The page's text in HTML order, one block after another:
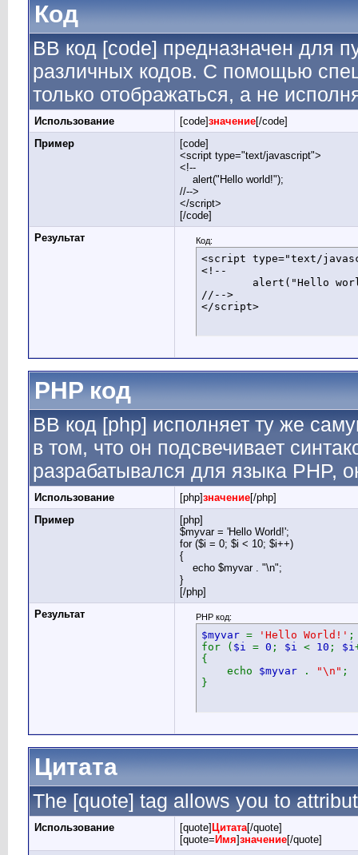
Код
BB код [code] предназначен для
различных кодов. С помощью
только отображаться, а не
Использование [code]значение[/code]
Пример
[code]
<script type="text/javascript">
<!--
alert("Hello world!");
//-->
</script>
[/code]
Результат
Код:
<script type="text/
<!--
//-->
</script>
PHP код
BB код [php] исполняет ту же
в том, что он подсвечивает
разрабатывался для языка PHP,
Использование [php]значение[/php]
Пример
[php]
$myvar = 'Hello World!';
for ($i = 0; $i < 10; $i++)
{
echo $myvar . "\n";
}
[/php]
Результат
PHP код:
$myvar = 'Hello World!' ;
for ( $i = 0 ; $i < 10 ; $i
{
echo $myvar . "\n" ;
}
Цитата
The [quote] tag allows you to
Использование [quote] Цитата[/quote]
[quote= Имя]значение[/quote]